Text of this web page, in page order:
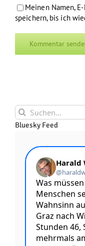
Meinen Namen,
speichern, bis ich
Suche
nach:
Bluesky Feed